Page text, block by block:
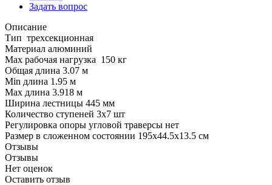
Задать вопрос
Описание
Тип трехсекционная
Материал алюминий
Max рабочая нагрузка 150 кг
Общая длина 3.07 м
Min длина 1.95 м
Max длина 3.918 м
Ширина лестницы 445 мм
Количество ступеней 3х7 шт
Регулировка опоры угловой траверсы нет
Размер в сложенном состоянии 195х44.5х13.5 см
Отзывы
Отзывы
Нет оценок
Оставить отзыв